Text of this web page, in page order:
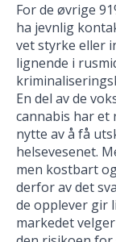
For de øvrige
ha jevnlig
vet styrke eller
lignende i
En del av de
cannabis har et
nytte av å få
helsevesenet.
men kostbart
derfor av det
de opplever gir
markedet